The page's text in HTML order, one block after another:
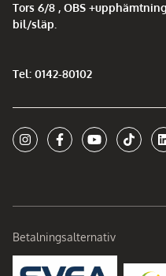
Tors 6/8 , OBS
bil/släp.
Tel: 0142-80102
Betalningsalternativ